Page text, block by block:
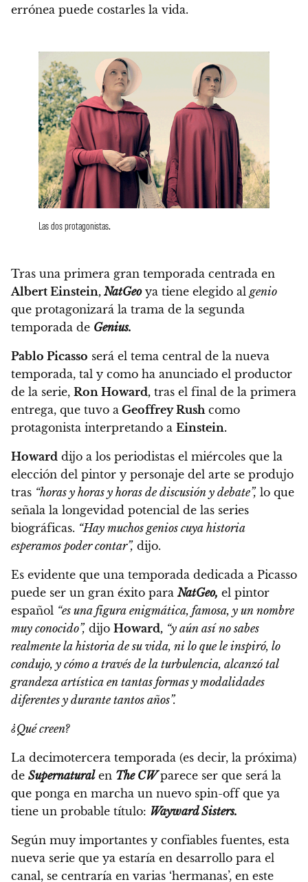
errónea puede costarles la vida.
Las dos protagonistas.
Tras una primera gran temporada centrada en
Albert Einstein, NatGeoya tiene elegido al genio
que protagonizará la trama de la segunda
temporada de Genius.
Pablo Picasso será el tema central de la nueva
temporada, tal y como ha anunciado el productor
de la serie, Ron Howard, tras el final de la primera
entrega, que tuvo a Geoffrey Rush como
protagonista interpretando a Einstein.
Howard dijo a los periodistas el miércoles que la
elección del pintor y personaje del arte se produjo
tras “horas y horas y horas de discusión y debate”, lo que
señala la longevidad potencial de las series
biográficas. “Hay muchos genios cuya historia
esperamos poder contar”, dijo.
Es evidente que una temporada dedicada a Picasso
puede ser un gran éxito para NatGeo, el pintor
español “es una figura enigmática, famosa, y un nombre
muy conocido”, dijo Howard, “y aún así no sabes
realmente la historia de su vida, ni lo que le inspiró, lo
condujo, y cómo a través de la turbulencia, alcanzó tal
grandeza artística en tantas formas y modalidades
diferentes y durante tantos años”.
¿Qué creen?
La decimotercera temporada (es decir, la próxima)
de Supernaturalen The CW parece ser que será la
que ponga en marcha un nuevo spin-off que ya
tiene un probable título: Wayward Sisters.
Según muy importantes y confiables fuentes, esta
nueva serie que ya estaría en desarrollo para el
canal, se centraría en varias ‘hermanas’, en este